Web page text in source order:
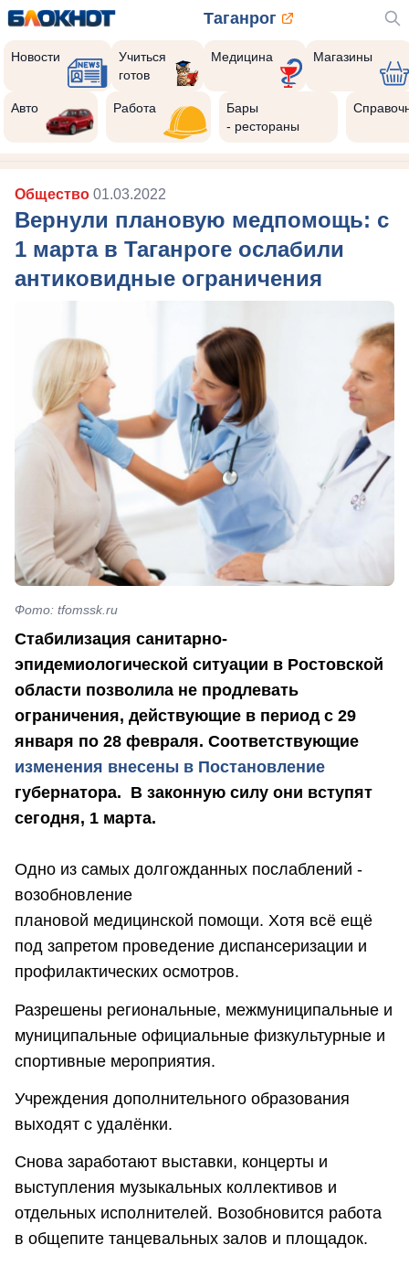
Таганрог
Новости
Учиться
готов
Медицина Магазины
Авто Работа
Бары
- рестораны
Общество 01.03.2022
Вернули плановую медпомощь: с
1 марта в Таганроге ослабили
антиковидные ограничения
Фото: tfomssk.ru
Стабилизация санитарно-
эпидемиологической ситуации в Ростовской
области позволила не продлевать
ограничения, действующие в период с 29
января по 28 февраля. Соответствующие
изменения внесены в Постановление
губернатора. В законную силу они вступят
сегодня, 1 марта.
Одно из самых долгожданных послаблений -
возобновление
плановой медицинской помощи. Хотя всё ещё
под запретом проведение диспансеризации и
профилактических осмотров.
Разрешены региональные, межмуниципальные и
муниципальные официальные физкультурные и
спортивные мероприятия.
Учреждения дополнительного образования
выходят с удалёнки.
Снова заработают выставки, концерты и
выступления музыкальных коллективов и
отдельных исполнителей. Возобновится работа
в общепите танцевальных залов и площадок.